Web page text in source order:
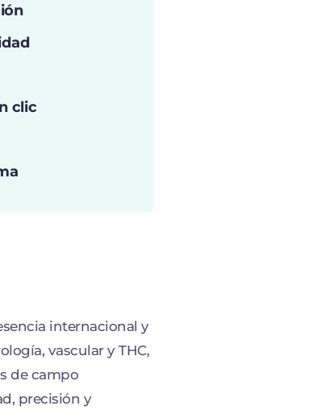
clic
internacional y
vascular y THC,
de campo
precisión y